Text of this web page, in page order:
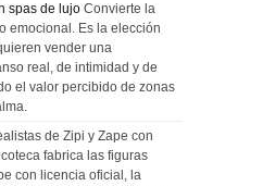
spas de lujo Convierte la
emocional. Es la elección
vender una
real, de intimidad y de
el valor percibido de zonas
de Zipi y Zape con
fabrica las figuras
con licencia oficial, la